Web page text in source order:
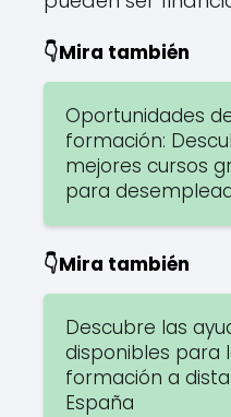
👇Mira también
Oportunidades
formación:
mejores cursos
para
👇Mira también
Descubre las
disponibles para
formación a
España